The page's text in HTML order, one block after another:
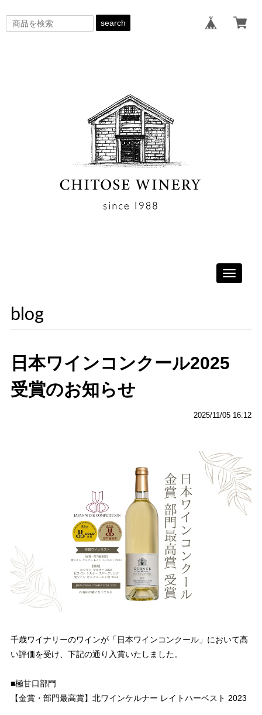
search
Toggle
blog
日本ワインコンクール2025
受賞のお知らせ
2025/11/05 16:12
千歳ワイナリーのワインが 「日本ワインコンクール」において高
い評価を受け、下記の通り入賞いたしました。
■極甘口部門
【金賞・部門最高賞】北ワインケルナー レイトハーベスト 2023